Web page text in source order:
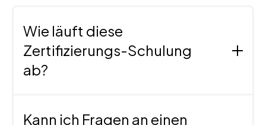
Wie läuft diese
Zertifizierungs-Schulung
ab?
individuellen Zugang zur
Kann ich Fragen an einen